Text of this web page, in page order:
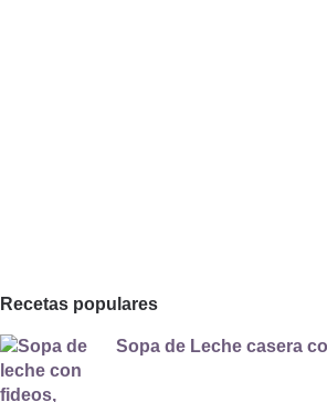
Recetas populares
Sopa de Leche casera